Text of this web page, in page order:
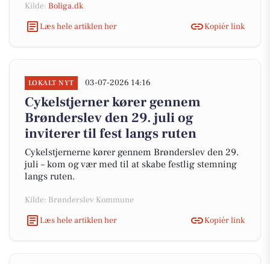
Kilde: Boliga.dk
Læs hele artiklen her
Kopiér link
LOKALT NYT 03-07-2026 14:16
Cykelstjerner kører gennem
Brønderslev den 29. juli og
inviterer til fest langs ruten
Cykelstjernerne kører gennem Brønderslev den 29.
juli – kom og vær med til at skabe festlig stemning
langs ruten.
Kilde: Brønderslev Kommune
Læs hele artiklen her
Kopiér link